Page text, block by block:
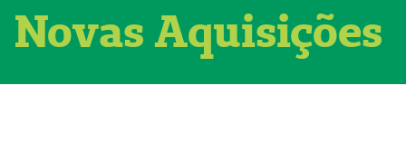
Novas Aquisições